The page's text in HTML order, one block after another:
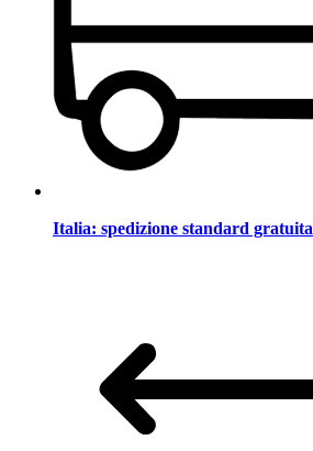
Italia: spedizione standard gratuita